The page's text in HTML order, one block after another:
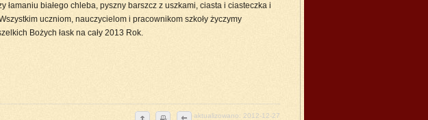
białego chleba, pyszny barszcz z uszkami, ciasta i ciasteczka i
uczniom, nauczycielom i pracownikom szkoły życzymy
Bożych łask na cały 2013 Rok.
aktualizowano: 2012-12-27